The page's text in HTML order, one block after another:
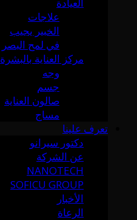
علاجات
الخبير يجيب
في لمح البصر
مركز العناية بالبشرة
وجه
جسم
صالون العناية
مساج
تعرف علينا
دكتور سيرانو
عن الشركة
NANOTECH
SOFICU GROUP
الأخبار
الرعاة